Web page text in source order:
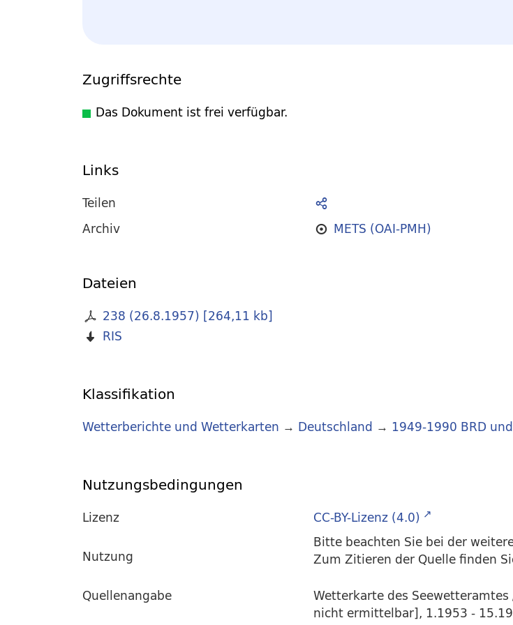
Zugriffsrechte
Das Dokument ist frei verfügbar.
Links
Teilen
Archiv
METS (OAI-PMH)
Dateien
238 (26.8.1957) [264,11 kb]
RIS
Klassifikation
Wetterberichte und Wetterkarten → Deutschland → 1949-1990 BRD
Nutzungsbedingungen
Lizenz
CC-BY-Lizenz (4.0)
Nutzung
Bitte beachten Sie bei der
Zum Zitieren der Quelle finden
Quellenangabe
Wetterkarte des
nicht ermittelbar], 1.1953 -